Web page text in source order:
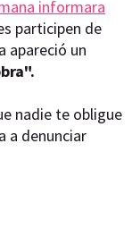
informara
participen de
apareció un
nadie te obligue
a denunciar